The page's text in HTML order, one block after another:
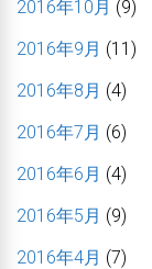
2016年10月 (9)
2016年9月 (11)
2016年8月 (4)
2016年7月 (6)
2016年6月 (4)
2016年5月 (9)
2016年4月 (7)